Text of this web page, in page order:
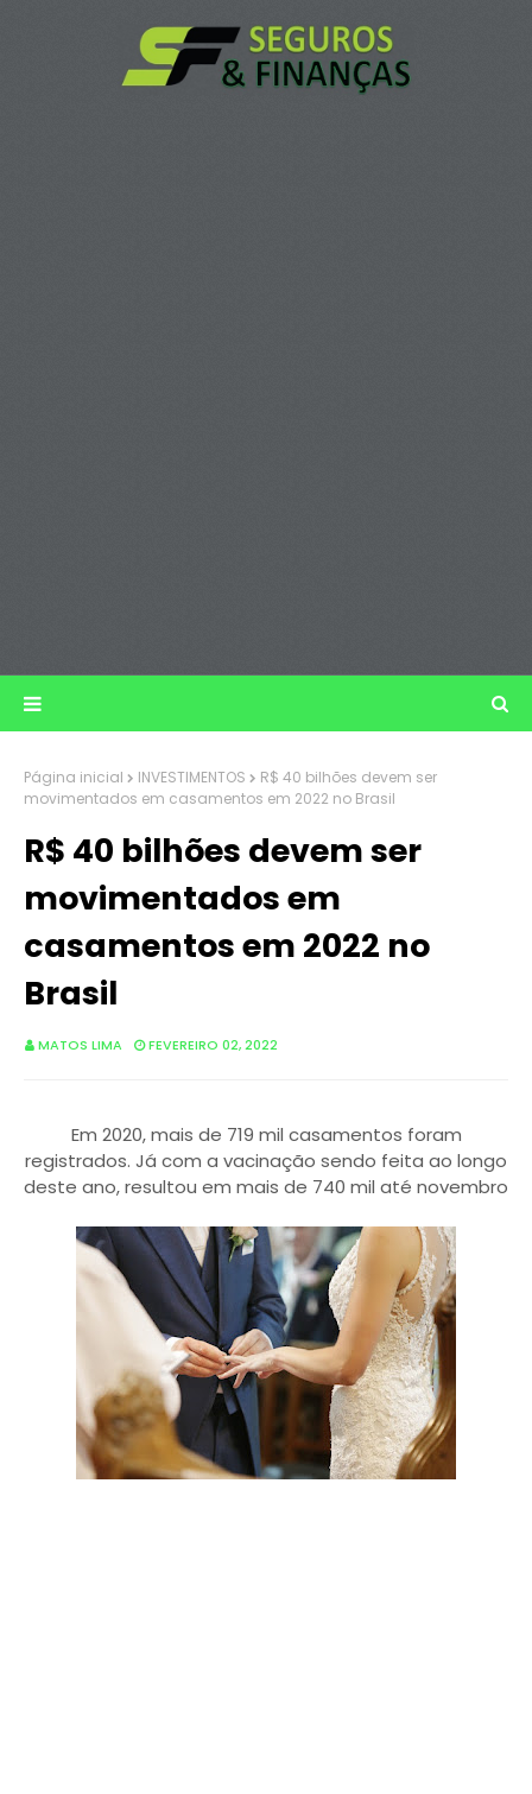
Página inicial INVESTIMENTOS
R$ 40 bilhões devem ser
movimentados em casamentos em 2022 no Brasil
R$ 40 bilhões devem ser
movimentados em
casamentos em 2022 no
Brasil
MATOS LIMA FEVEREIRO 02, 2022
Em 2020, mais de 719 mil casamentos foram
registrados. Já com a vacinação sendo feita ao longo
deste ano, resultou em mais de 740 mil até novembro